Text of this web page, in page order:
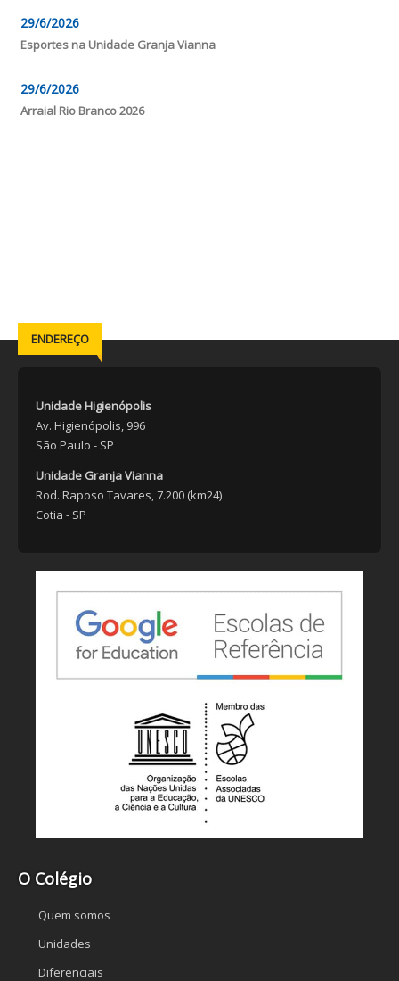
29/6/2026
Esportes na Unidade Granja Vianna
29/6/2026
Arraial Rio Branco 2026
ENDEREÇO
Unidade Higienópolis
Av. Higienópolis, 996
São Paulo - SP
Unidade Granja Vianna
Rod. Raposo Tavares, 7.200 (km24)
Cotia - SP
O Colégio
Quem somos
Unidades
Diferenciais